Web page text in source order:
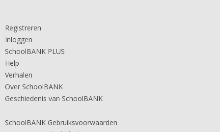
Registreren
Inloggen
SchoolBANK PLUS
Help
Verhalen
Over SchoolBANK
Geschiedenis van SchoolBANK
SchoolBANK Gebruiksvoorwaarden